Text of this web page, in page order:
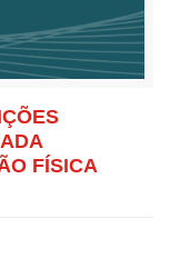
FÍSICA